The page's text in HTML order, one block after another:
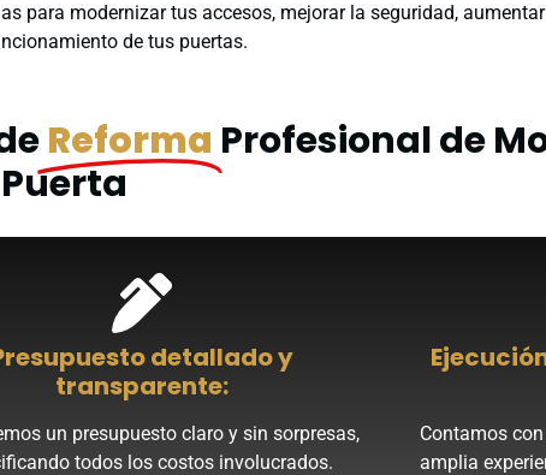
para modernizar tus accesos, mejorar la seguridad,
de tus puertas.
Reforma Profesional de
detallado y
transparente:
un presupuesto claro y sin sorpresas,
todos los costos involucrados.
Contamos
amplia